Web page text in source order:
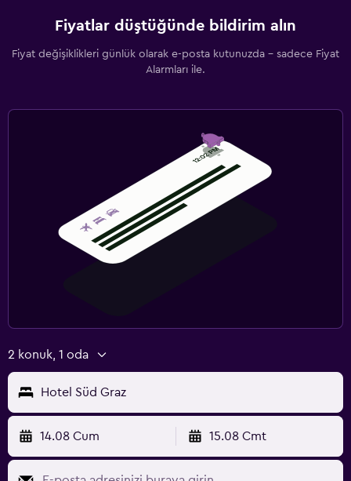
Fiyatlar düştüğünde bildirim alın
Fiyat değişiklikleri günlük olarak e-posta kutunuzda - sadece Fiyat
Alarmları ile.
2 konuk, 1 oda
Hotel Süd Graz
14.08 Cum 15.08 Cmt